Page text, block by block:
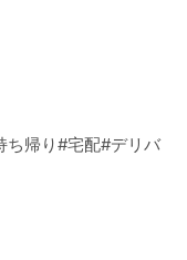
ち帰り#宅配#デリバ